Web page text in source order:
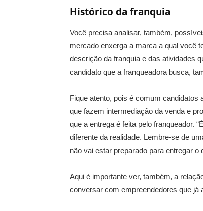
Histórico da franquia
Você precisa analisar, também,
mercado enxerga a marca a qual você
descrição da franquia e das atividades
candidato que a franqueadora busca,
Fique atento, pois é comum
que fazem intermediação da venda e
que a entrega é feita pelo franqueador.
diferente da realidade. Lembre-se de
não vai estar preparado para entregar o
Aqui é importante ver, também, a
conversar com empreendedores que